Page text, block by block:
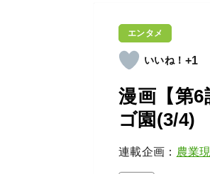
エンタメ
+1
漫画【第
ゴ園(3/4)
連載企画： 農業